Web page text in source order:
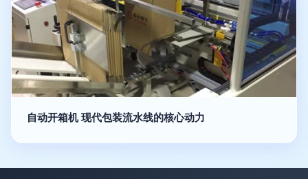
自动开箱机 现代包装流水线的核心动力